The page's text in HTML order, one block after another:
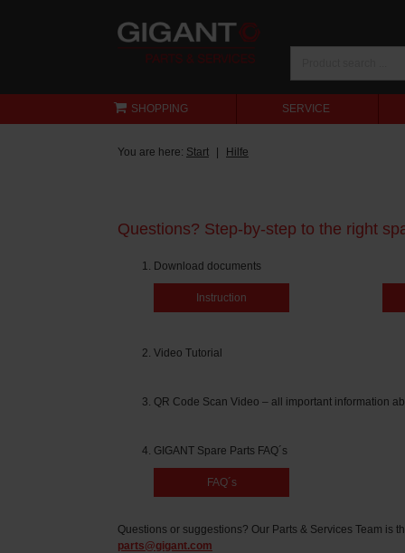
SHOPPING SERVICE
You are here: Start Hilfe
Questions? Step-by-step to the right
Download documents
Instruction
Video Tutorial
QR Code Scan Video – all important information
GIGANT Spare Parts FAQ´s
FAQ´s
Questions or suggestions? Our Parts & Services Team is
parts@gigant.com